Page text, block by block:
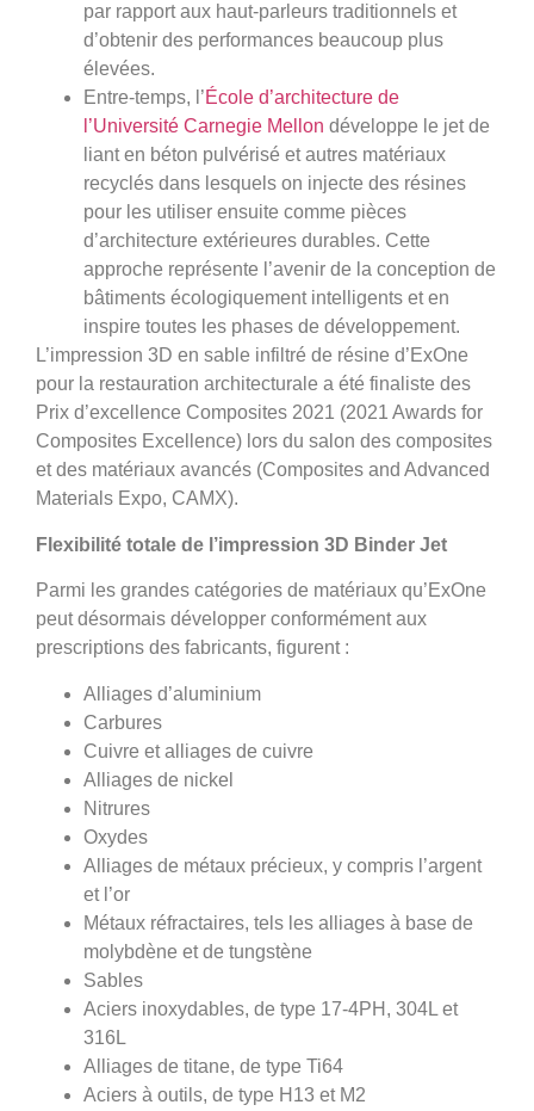
par rapport aux haut-parleurs traditionnels et
d’obtenir des performances beaucoup plus
élevées.
Entre-temps, l’École d’architecture de
l’Université Carnegie Mellon développe le jet de
liant en béton pulvérisé et autres matériaux
recyclés dans lesquels on injecte des résines
pour les utiliser ensuite comme pièces
d’architecture extérieures durables. Cette
approche représente l’avenir de la conception de
bâtiments écologiquement intelligents et en
inspire toutes les phases de développement.
L’impression 3D en sable infiltré de résine d’ExOne
pour la restauration architecturale a été finaliste des
Prix d’excellence Composites 2021 (2021 Awards for
Composites Excellence) lors du salon des composites
et des matériaux avancés (Composites and Advanced
Materials Expo, CAMX).
Flexibilité totale de l’impression 3D Binder Jet
Parmi les grandes catégories de matériaux qu’ExOne
peut désormais développer conformément aux
prescriptions des fabricants, figurent :
Alliages d’aluminium
Carbures
Cuivre et alliages de cuivre
Alliages de nickel
Nitrures
Oxydes
Alliages de métaux précieux, y compris l’argent
et l’or
Métaux réfractaires, tels les alliages à base de
molybdène et de tungstène
Sables
Aciers inoxydables, de type 17-4PH, 304L et
316L
Alliages de titane, de type Ti64
Aciers à outils, de type H13 et M2